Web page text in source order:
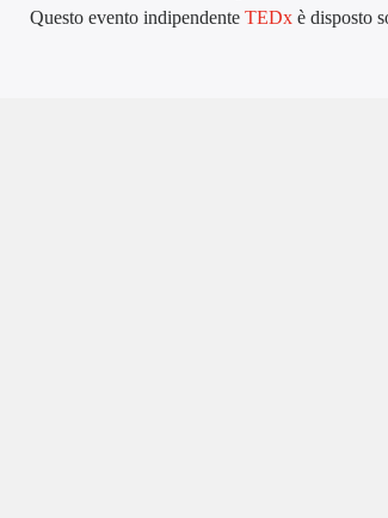
Questo evento indipendente TEDxè disposto